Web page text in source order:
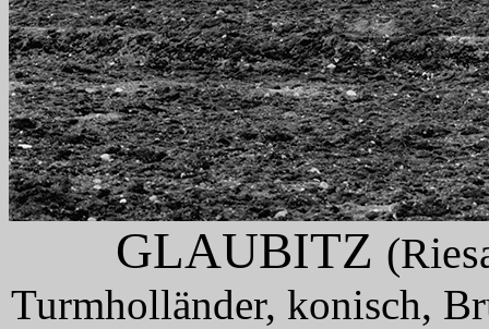
GLAUBITZ
Turmholländer, konisch,